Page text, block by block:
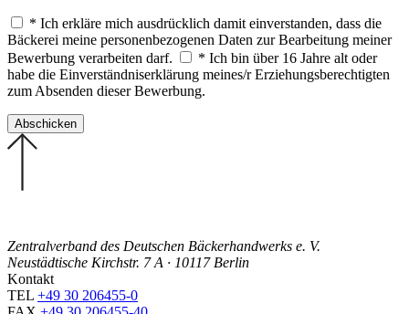
* Ich erkläre mich ausdrücklich damit einverstanden, dass die
Bäckerei meine personenbezogenen Daten zur Bearbeitung meiner
Bewerbung verarbeiten darf.
* Ich bin über 16 Jahre alt oder
habe die Einverständniserklärung meines/r Erziehungsberechtigten
zum Absenden dieser Bewerbung.
Zentralverband des Deutschen Bäckerhandwerks e. V.
Neustädtische Kirchstr. 7 A · 10117 Berlin
Kontakt
TEL +49 30 206455-0